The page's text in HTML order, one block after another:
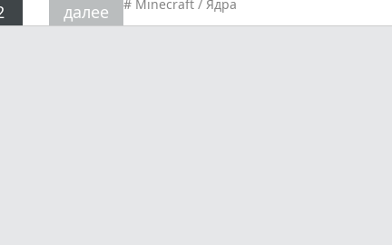
далее # Minecraft / Ядра